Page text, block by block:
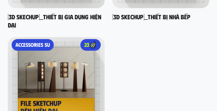
[3D SKECHUP]_Thiết bị gia dụng hiện
đại
[3D SKECHUP]_Thiết bị nhà bếp
ACCESSORIES SU 23